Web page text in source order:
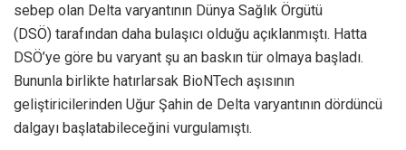
sebep olan Delta varyantının Dünya Sağlık Örgütü
(DSÖ) tarafından daha bulaşıcı olduğu açıklanmıştı. Hatta
DSÖ’ye göre bu varyant şu an baskın tür olmaya başladı.
Bununla birlikte hatırlarsak BioNTech aşısının
geliştiricilerinden Uğur Şahin de Delta varyantının dördüncü
dalgayı başlatabileceğini vurgulamıştı.